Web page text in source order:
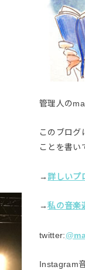
管理人の
このブログ
ことを書い
→詳しいプ
→私の音楽
twitter:
Instagram